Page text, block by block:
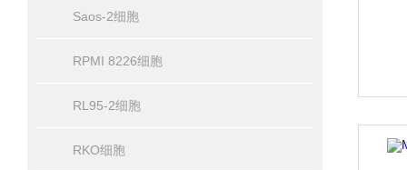
Saos-2细胞
RPMI 8226细胞
RL95-2细胞
RKO细胞